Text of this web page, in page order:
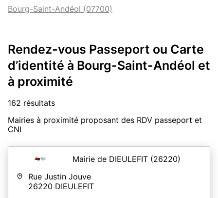
Bourg-Saint-Andéol (07700)
Rendez-vous Passeport ou Carte
d’identité à Bourg-Saint-Andéol et
à proximité
162 résultats
Mairies à proximité proposant des RDV passeport et
CNI
Mairie de DIEULEFIT (26220)
Rue Justin Jouve
26220 DIEULEFIT